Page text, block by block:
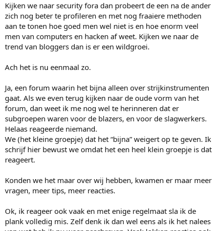
Kijken we naar security fora dan probeert de een na de ander
zich nog beter te profileren en met nog fraaiere methoden
aan te tonen hoe goed men wel niet is en hoe enorm veel
men van computers en hacken af weet. Kijken we naar de
trend van bloggers dan is er een wildgroei.
Ach het is nu eenmaal zo.
Ja, een forum waarin het bijna alleen over strijkinstrumenten
gaat. Als we even terug kijken naar de oude vorm van het
forum, dan weet ik me nog wel te herinneren dat er
subgroepen waren voor de blazers, en voor de slagwerkers.
Helaas reageerde niemand.
We (het kleine groepje) dat het “bijna” weigert op te geven. Ik
schrijf hier bewust we omdat het een heel klein groepje is dat
reageert.
Konden we het maar over wij hebben, kwamen er maar meer
vragen, meer tips, meer reacties.
Ok, ik reageer ook vaak en met enige regelmaat sla ik de
plank volledig mis. Zelf denk ik dan wel eens als ik het nalees